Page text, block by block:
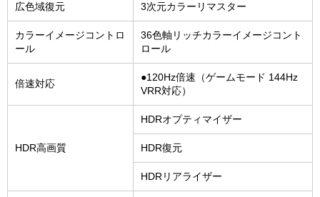
広色域復元 3次元カラーリマスター
カラーイメージコントロ
ール
36色軸リッチカラーイメージコント
ロール
倍速対応
●120Hz倍速（ゲームモード 144Hz
VRR対応）
HDR高画質
HDRオプティマイザー
HDR復元
HDRリアライザー